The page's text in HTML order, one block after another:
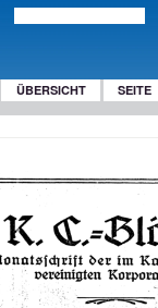
ÜBERSICHT SEITE